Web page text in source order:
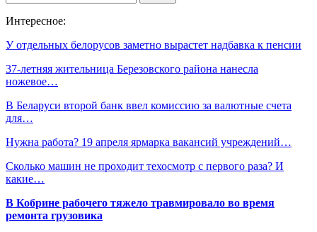
Интересное:
У отдельных белорусов заметно вырастет надбавка к пенсии
37-летняя жительница Березовского района нанесла
ножевое…
В Беларуси второй банк ввел комиссию за валютные счета
для…
Нужна работа? 19 апреля ярмарка вакансий учреждений…
Сколько машин не проходит техосмотр с первого раза? И
какие…
В Кобрине рабочего тяжело травмировало во время
ремонта грузовика